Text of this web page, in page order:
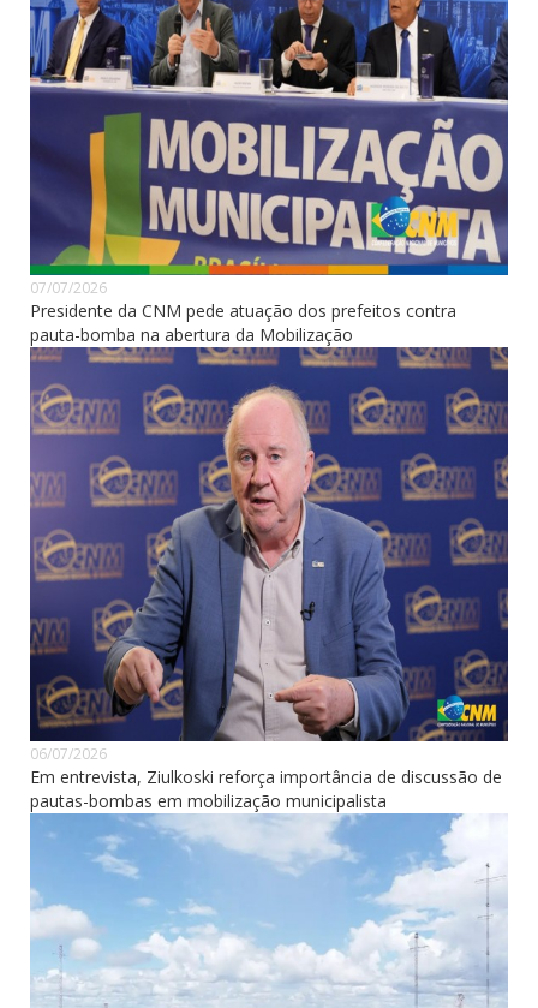
07/07/2026
Presidente da CNM pede atuação dos prefeitos contra
pauta-bomba na abertura da Mobilização
06/07/2026
Em entrevista, Ziulkoski reforça importância de discussão de
pautas-bombas em mobilização municipalista